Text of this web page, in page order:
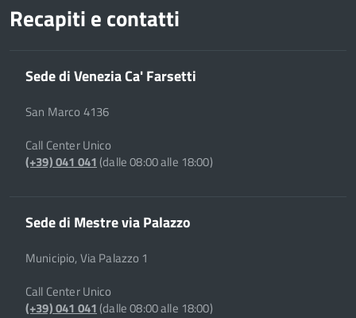
Recapiti e contatti
Sede di Venezia Ca' Farsetti
San Marco 4136
Call Center Unico
(+39) 041 041(dalle 08:00 alle 18:00)
Sede di Mestre via Palazzo
Municipio, Via Palazzo 1
Call Center Unico
(+39) 041 041(dalle 08:00 alle 18:00)